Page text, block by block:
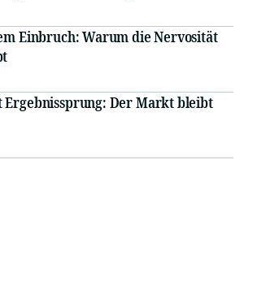
Einbruch: Warum die Nervosität
Ergebnissprung: Der Markt bleibt